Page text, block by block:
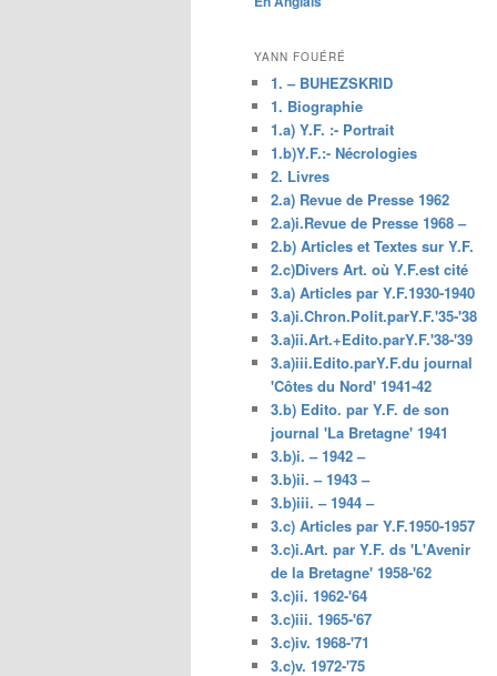
principal
YANN FOUÉRÉ
1. – BUHEZSKRID
1. Biographie
1.a) Y.F. :- Portrait
1.b)Y.F.:- Nécrologies
2. Livres
2.a) Revue de Presse 1962
2.a)i.Revue de Presse 1968 –
2.b) Articles et Textes sur Y.F.
2.c)Divers Art. où Y.F.est cité
3.a) Articles par Y.F.1930-1940
3.a)i.Chron.Polit.parY.F.'35-'38
3.a)ii.Art.+Edito.parY.F.'38-'39
3.a)iii.Edito.parY.F.du journal
'Côtes du Nord' 1941-42
3.b) Edito. par Y.F. de son
journal 'La Bretagne' 1941
3.b)i. – 1942 –
3.b)ii. – 1943 –
3.b)iii. – 1944 –
3.c) Articles par Y.F.1950-1957
3.c)i.Art. par Y.F. ds 'L'Avenir
de la Bretagne' 1958-'62
3.c)ii. 1962-'64
3.c)iii. 1965-'67
3.c)iv. 1968-'71
3.c)v. 1972-'75